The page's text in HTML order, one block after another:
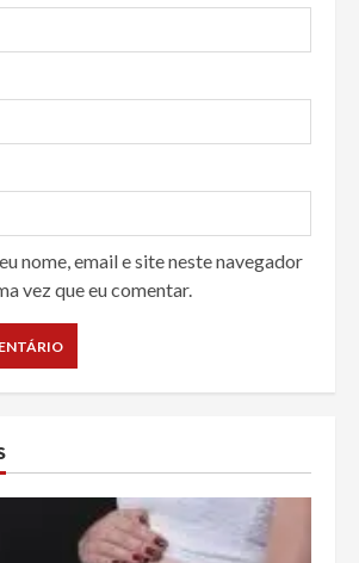
nome, email e site neste navegador
vez que eu comentar.